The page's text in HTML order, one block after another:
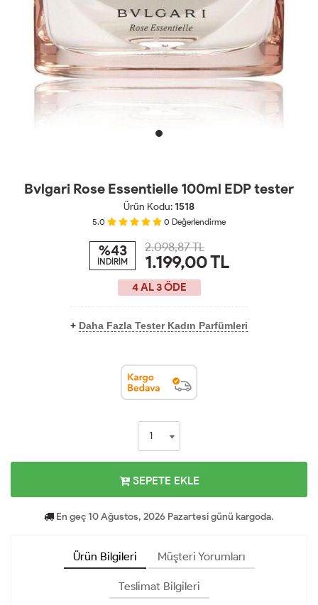
Bvlgari Rose Essentielle 100ml EDP tester
Ürün Kodu:1518
5.0 0 Değerlendirme
%43
İNDİRİM
2.098,87 TL
1.199,00TL
4 AL 3 ÖDE
+ Daha Fazla Tester Kadın Parfümleri
SEPETE EKLE
En geç 10 Ağustos, 2026 Pazartesi günü kargoda.
Ürün Bilgileri Müşteri Yorumları
Teslimat Bilgileri